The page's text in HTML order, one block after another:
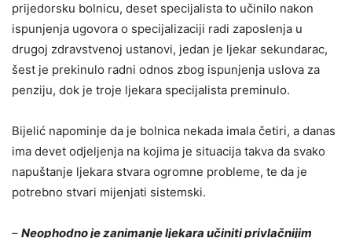
prijedorsku bolnicu, deset specijalista to učinilo nakon
ispunjenja ugovora o specijalizaciji radi zaposlenja u
drugoj zdravstvenoj ustanovi, jedan je ljekar sekundarac,
šest je prekinulo radni odnos zbog ispunjenja uslova za
penziju, dok je troje ljekara specijalista preminulo.
Bijelić napominje da je bolnica nekada imala četiri, a danas
ima devet odjeljenja na kojima je situacija takva da svako
napuštanje ljekara stvara ogromne probleme, te da je
potrebno stvari mijenjati sistemski.
– Neophodno je zanimanje ljekara učiniti privlačnijim